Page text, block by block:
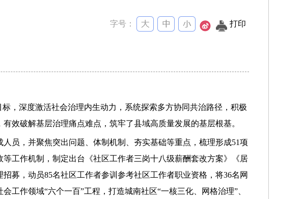
字号： 打印
，深度激活社会治理内生动力，系统探索多方协同共治路径，积极
效破解基层治理痛点难点，筑牢了县域高质量发展的基层根基。
员，并聚焦突出问题、体制机制、夯实基础等重点，梳理形成51项
工作机制，制定出台《社区工作者三岗十八级薪酬套改方案》《居
募，动员85名社区工作者参训参考社区工作者职业资格，将36名网
工作领域“六个一百”工程，打造城南社区“一核三化、网格治理”、